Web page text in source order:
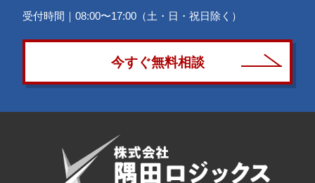
受付時間｜08:00〜17:00（土・日・祝日除く）
今すぐ無料相談